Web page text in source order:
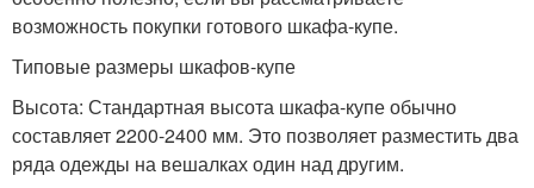
возможность покупки готового шкафа-купе.
Типовые размеры шкафов-купе
Высота: Стандартная высота шкафа-купе обычно
составляет 2200-2400 мм. Это позволяет разместить два
ряда одежды на вешалках один над другим.